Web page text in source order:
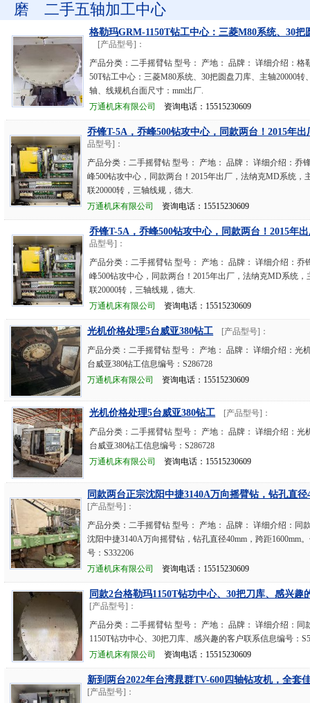
磨
二手五轴加工中心
格勒玛GRM-1150T钻工中心：三菱M80系统、30把
[产品型号]：
产品分类：二手摇臂钻 型号： 产地： 品牌： 详细介绍：格
50T钻工中心：三菱M80系统、30把圆盘刀库、主轴20000转
轴、线规机台面尺寸：mm出厂.
万通机床有限公司
资询电话：15515230609
乔锋T-5A，乔峰500钻攻中心，同款两台！2015年出
品型号]：
产品分类：二手摇臂钻 型号： 产地： 品牌： 详细介绍：乔
峰500钻攻中心，同款两台！2015年出厂，法纳克MD系统，
联20000转，三轴线规，德大.
万通机床有限公司
资询电话：15515230609
乔锋T-5A，乔峰500钻攻中心，同款两台！2015年
品型号]：
产品分类：二手摇臂钻 型号： 产地： 品牌： 详细介绍：乔
峰500钻攻中心，同款两台！2015年出厂，法纳克MD系统，
联20000转，三轴线规，德大.
万通机床有限公司
资询电话：15515230609
光机价格处理5台威亚380钻工
[产品型号]：
产品分类：二手摇臂钻 型号： 产地： 品牌： 详细介绍：光
台威亚380钻工信息编号：S286728
万通机床有限公司
资询电话：15515230609
光机价格处理5台威亚380钻工
[产品型号]：
产品分类：二手摇臂钻 型号： 产地： 品牌： 详细介绍：光
台威亚380钻工信息编号：S286728
万通机床有限公司
资询电话：15515230609
同款两台正宗沈阳中捷3140A万向摇臂钻，钻孔直径
[产品型号]：
产品分类：二手摇臂钻 型号： 产地： 品牌： 详细介绍：同
沈阳中捷3140A万向摇臂钻，钻孔直径40mm，跨距1600mm
号：S332206
万通机床有限公司
资询电话：15515230609
同款2台格勒玛1150T钻功中心、30把刀库、感兴趣
[产品型号]：
产品分类：二手摇臂钻 型号： 产地： 品牌： 详细介绍：同
1150T钻功中心、30把刀库、感兴趣的客户联系信息编号：
万通机床有限公司
资询电话：15515230609
新到两台2022年台湾晁群TV-600四轴钻攻机，全套
[产品型号]：